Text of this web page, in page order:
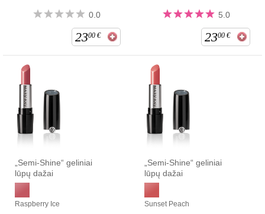
0.0
2300 €
5.0
2300 €
„Semi-Shine“ geliniai
lūpų dažai
Raspberry Ice
„Semi-Shine“ geliniai
lūpų dažai
Sunset Peach